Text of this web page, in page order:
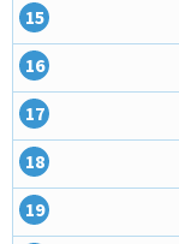
15
16
17
18
19